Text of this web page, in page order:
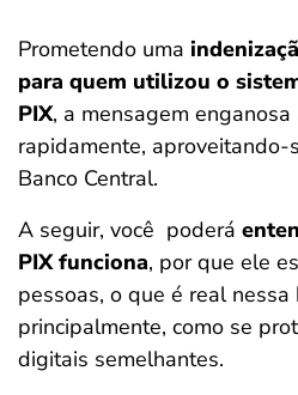
Prometendo uma
para quem utilizou o
PIX, a mensagem
rapidamente,
Banco Central.
A seguir, você poderá
PIX funciona, por que ele
pessoas, o que é real nessa
principalmente, como se
digitais semelhantes.